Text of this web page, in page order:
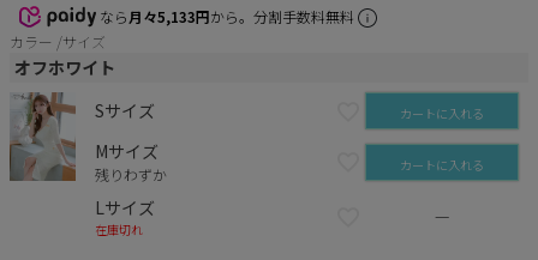
なら月々5,133円から。分割手数料無料
カラー
サイズ
オフホワイト
Sサイズ
カートに入れる
Mサイズ
残りわずか カートに入れる
Lサイズ
在庫切れ
—